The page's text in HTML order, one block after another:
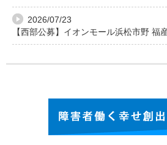
2026/07/23
【西部公募】イオンモール浜松市野 福